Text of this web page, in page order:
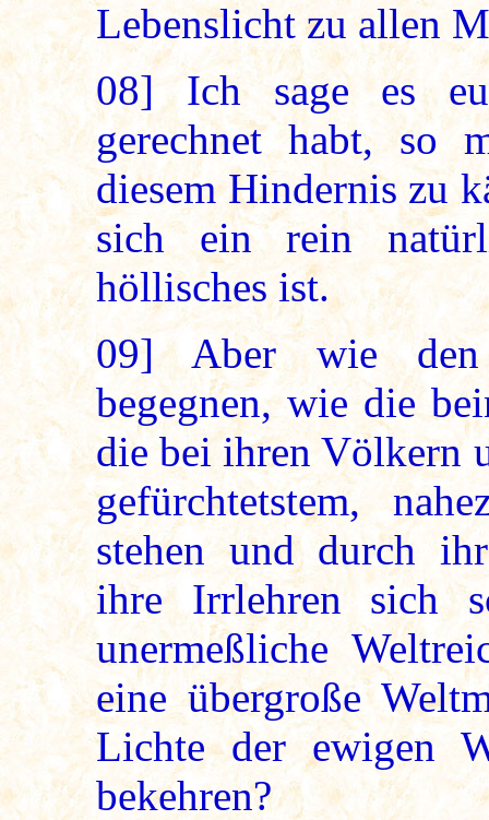
Lebenslicht zu allen
08] Ich sage es
gerechnet habt, so
diesem Hindernis zu
sich ein rein
höllisches ist.
09] Aber wie den
begegnen, wie die
die bei ihren Völkern
gefürchtetstem,
stehen und durch
ihre Irrlehren sich
unermeßliche
eine übergroße
Lichte der ewigen
bekehren?